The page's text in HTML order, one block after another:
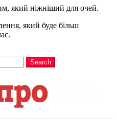
який ніжніший для очей.
який буде більш
Search